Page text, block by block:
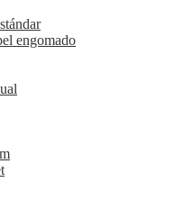
engomado